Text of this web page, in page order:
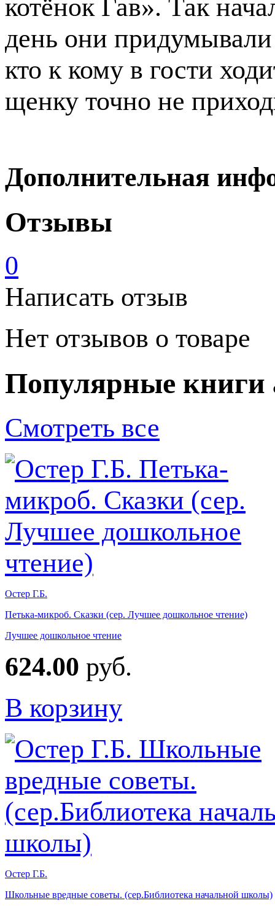
котёнок Гав». Так
день они придумывали
кто к кому в гости
щенку точно не
Дополнительная
Отзывы
0
Написать отзыв
Нет отзывов о товаре
Популярные книги
Смотреть все
Остер Г.Б.
Петька-микроб. Сказки (сер. Лучшее дошкольное чтение)
Лучшее дошкольное чтение
624.00 руб.
В корзину
Остер Г.Б.
Школьные вредные советы. (сер.Библиотека начальной школы)